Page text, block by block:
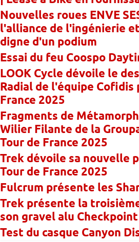
Nouvelles roues ENVE
l'alliance de l'ingénierie
digne d'un podium
Essai du feu Coospo
LOOK Cycle dévoile le
Radial de l'équipe Cofidis
France 2025
Fragments de
Wilier Filante de la
Tour de France 2025
Trek dévoile sa nouvelle
Tour de France 2025
Fulcrum présente les
Trek présente la
son gravel alu
Test du casque Canyon